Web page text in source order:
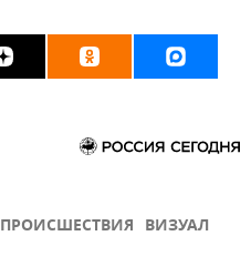
ПРОИСШЕСТВИЯ ВИЗУАЛ